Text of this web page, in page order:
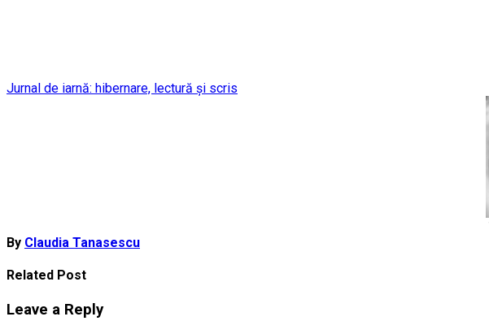
Post
Jurnal de iarnă: hibernare, lectură și scris
By Claudia Tanasescu
Related Post
Leave a Reply